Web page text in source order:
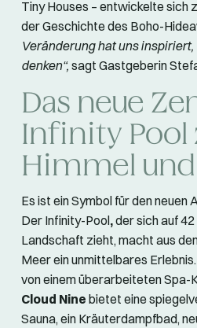
Tiny Houses – entwickelte sich
der Geschichte des Boho-
Veränderung hat uns
denken“, sagt Gastgeberin
Das neue
Infinity Pool
Himmel und
Es ist ein Symbol für den neuen
Der Infinity-Pool,der sich auf
Landschaft zieht, macht aus
Meer ein unmittelbares
von einem überarbeiteten Spa-
Cloud Nine bietet eine
Sauna, ein Kräuterdampfbad,